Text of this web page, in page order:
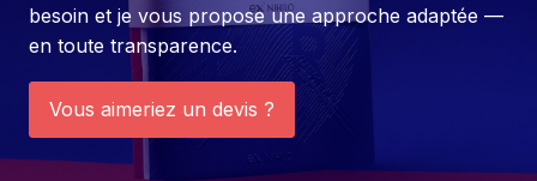
besoin et je vous propose une approche adaptée —
en toute transparence.
Vous aimeriez un devis ?